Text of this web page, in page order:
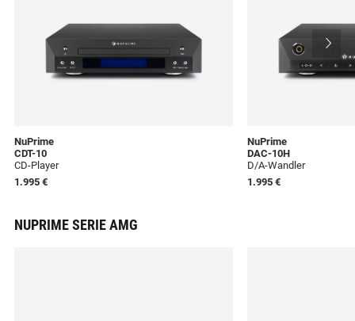
NuPrime
CDT-10
CD-Player
1.995 €
NuPrime
DAC-10H
D/A-Wandler
1.995 €
NUPRIME SERIE AMG